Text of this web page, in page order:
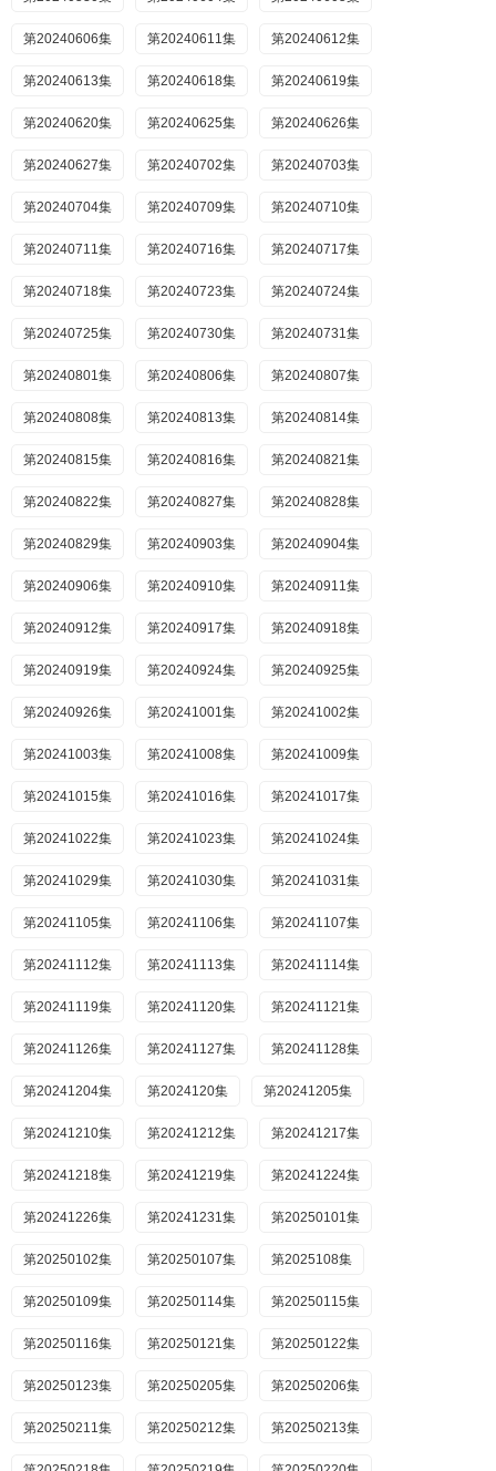
第20240606集 第20240611集 第20240612集
第20240613集 第20240618集 第20240619集
第20240620集 第20240625集 第20240626集
第20240627集 第20240702集 第20240703集
第20240704集 第20240709集 第20240710集
第20240711集 第20240716集 第20240717集
第20240718集 第20240723集 第20240724集
第20240725集 第20240730集 第20240731集
第20240801集 第20240806集 第20240807集
第20240808集 第20240813集 第20240814集
第20240815集 第20240816集 第20240821集
第20240822集 第20240827集 第20240828集
第20240829集 第20240903集 第20240904集
第20240906集 第20240910集 第20240911集
第20240912集 第20240917集 第20240918集
第20240919集 第20240924集 第20240925集
第20240926集 第20241001集 第20241002集
第20241003集 第20241008集 第20241009集
第20241015集 第20241016集 第20241017集
第20241022集 第20241023集 第20241024集
第20241029集 第20241030集 第20241031集
第20241105集 第20241106集 第20241107集
第20241112集 第20241113集 第20241114集
第20241119集 第20241120集 第20241121集
第20241126集 第20241127集 第20241128集
第20241204集 第2024120集 第20241205集
第20241210集 第20241212集 第20241217集
第20241218集 第20241219集 第20241224集
第20241226集 第20241231集 第20250101集
第20250102集 第20250107集 第2025108集
第20250109集 第20250114集 第20250115集
第20250116集 第20250121集 第20250122集
第20250123集 第20250205集 第20250206集
第20250211集 第20250212集 第20250213集